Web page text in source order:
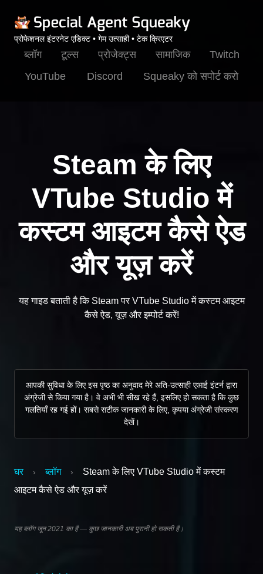
प्रोफेशनल इंटरनेट एडिक्ट • गेम उत्साही • टेक क्रिएटर
ब्लॉग टूल्स प्रोजेक्ट्स सामाजिक
Twitch
YouTube
Discord Squeaky को सपोर्ट करो
Steam के लिए
VTube Studio में
कस्टम आइटम कैसे ऐड
और यूज़ करें
यह गाइड बताती है कि Steam पर VTube Studio में कस्टम आइटम
कैसे ऐड, यूज़ और इम्पोर्ट करें!
आपकी सुविधा के लिए इस पृष्ठ का अनुवाद मेरे अति-उत्साही एआई इंटर्न द्वारा
अंग्रेजी से किया गया है। वे अभी भी सीख रहे हैं, इसलिए हो सकता है कि कुछ
गलतियाँ रह गई हों। सबसे सटीक जानकारी के लिए, कृपया अंग्रेजी संस्करण
देखें।
घर › ब्लॉग ›
Steam के लिए VTube Studio में कस्टम
आइटम कैसे ऐड और यूज़ करें
यह ब्लॉग जून 2021 का है — कुछ जानकारी अब पुरानी हो सकती है।